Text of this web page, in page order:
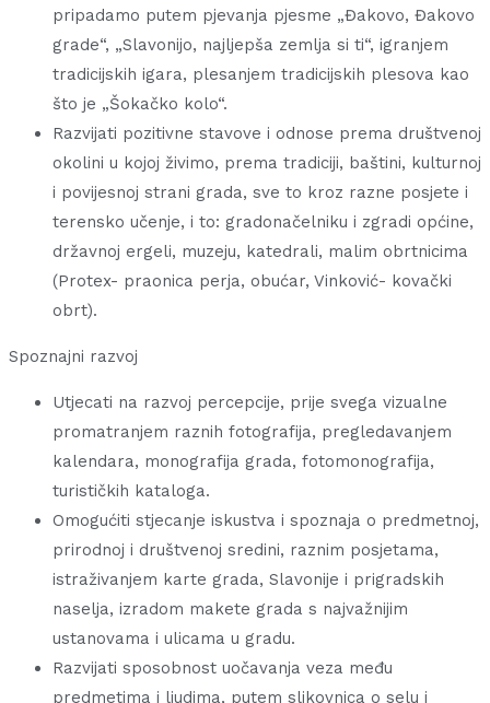
pripadamo putem pjevanja pjesme „Đakovo, Đakovo
grade“, „Slavonijo, najljepša zemlja si ti“, igranjem
tradicijskih igara, plesanjem tradicijskih plesova kao
što je „Šokačko kolo“.
Razvijati pozitivne stavove i odnose prema društvenoj
okolini u kojoj živimo, prema tradiciji, baštini, kulturnoj
i povijesnoj strani grada, sve to kroz razne posjete i
terensko učenje, i to: gradonačelniku i zgradi općine,
državnoj ergeli, muzeju, katedrali, malim obrtnicima
(Protex- praonica perja, obućar, Vinković- kovački
obrt).
Spoznajni razvoj
Utjecati na razvoj percepcije, prije svega vizualne
promatranjem raznih fotografija, pregledavanjem
kalendara, monografija grada, fotomonografija,
turističkih kataloga.
Omogućiti stjecanje iskustva i spoznaja o predmetnoj,
prirodnoj i društvenoj sredini, raznim posjetama,
istraživanjem karte grada, Slavonije i prigradskih
naselja, izradom makete grada s najvažnijim
ustanovama i ulicama u gradu.
Razvijati sposobnost uočavanja veza među
predmetima i ljudima, putem slikovnica o selu i